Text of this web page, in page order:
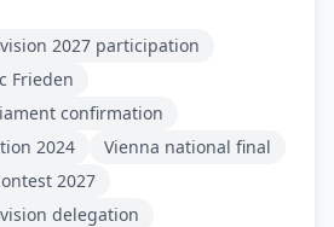
2027 participation
Frieden
confirmation
2024
Vienna national final
2027
delegation